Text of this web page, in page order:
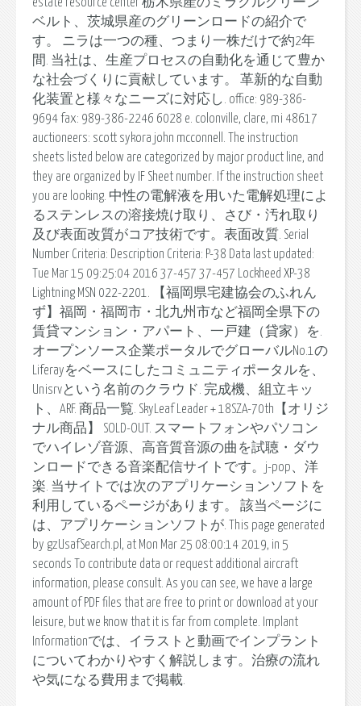
ベルト、茨城県産のグリーンロードの紹介で
す。 ニラは一つの種、つまり一株だけで約2年
間. 当社は、生産プロセスの自動化を通じて豊か
な社会づくりに貢献しています。 革新的な自動
化装置と様々なニーズに対応し. office: 989-386-
9694 fax: 989-386-2246 6028 e. colonville, clare, mi 48617
auctioneers: scott sykora john mcconnell. The instruction
sheets listed below are categorized by major product line, and
they are organized by IF Sheet number. If the instruction sheet
you are looking. 中性の電解液を用いた電解処理によ
るステンレスの溶接焼け取り、さび・汚れ取り
及び表面改質がコア技術です。表面改質. Serial
Number Criteria: Description Criteria: P-38 Data last updated:
Tue Mar 15 09:25:04 2016 37-457 37-457 Lockheed XP-38
Lightning MSN 022-2201. 【福岡県宅建協会のふれん
ず】福岡・福岡市・北九州市など福岡全県下の
賃貸マンション・アパート、一戸建（貸家）を.
オープンソース企業ポータルでグローバルNo.1の
Liferayをベースにしたコミュニティポータルを、
Unisrvという名前のクラウド. 完成機、組立キッ
ト、ARF. 商品一覧. SkyLeaf Leader + 18SZA-70th【オリジ
ナル商品】 SOLD-OUT. スマートフォンやパソコン
でハイレゾ音源、高音質音源の曲を試聴・ダウ
ンロードできる音楽配信サイトです。j-pop、洋
楽. 当サイトでは次のアプリケーションソフトを
利用しているページがあります。 該当ページに
は、アプリケーションソフトが. This page generated
by gzUsafSearch.pl, at Mon Mar 25 08:00:14 2019, in 5
seconds To contribute data or request additional aircraft
information, please consult. As you can see, we have a large
amount of PDF files that are free to print or download at your
leisure, but we know that it is far from complete. Implant
Informationでは、イラストと動画でインプラント
についてわかりやすく解説します。治療の流れ
や気になる費用まで掲載.